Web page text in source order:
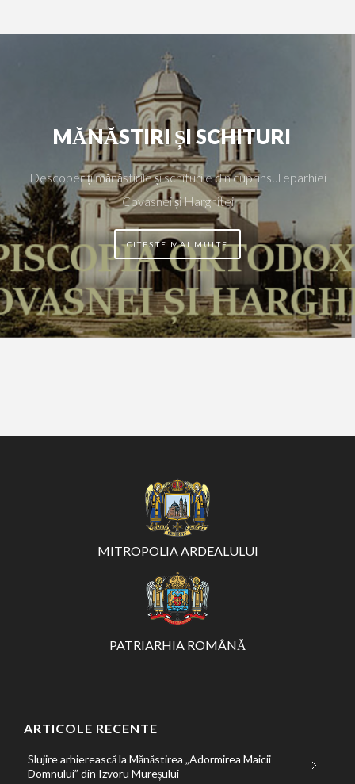
MĂNĂSTIRI ȘI SCHITURI
Descoperiți mănăstirile și schiturile din cuprinsul eparhiei
Covasnei și Harghitei
CITEȘTE MAI MULTE
MITROPOLIA ARDEALULUI
PATRIARHIA ROMÂNĂ
ARTICOLE RECENTE
Slujire arhierească la Mănăstirea „Adormirea Maicii
Domnului” din Izvoru Mureșului